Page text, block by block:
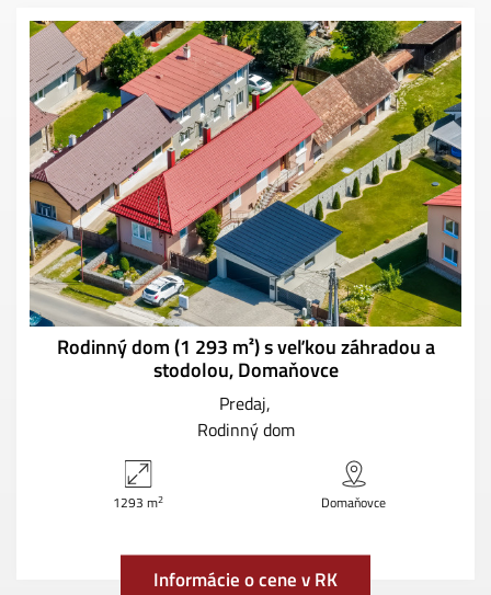
Rodinný dom (1 293 m²) s veľkou záhradou a
stodolou, Domaňovce
Predaj
Rodinný dom
1293 m2 Domaňovce
Informácie o cene v RK